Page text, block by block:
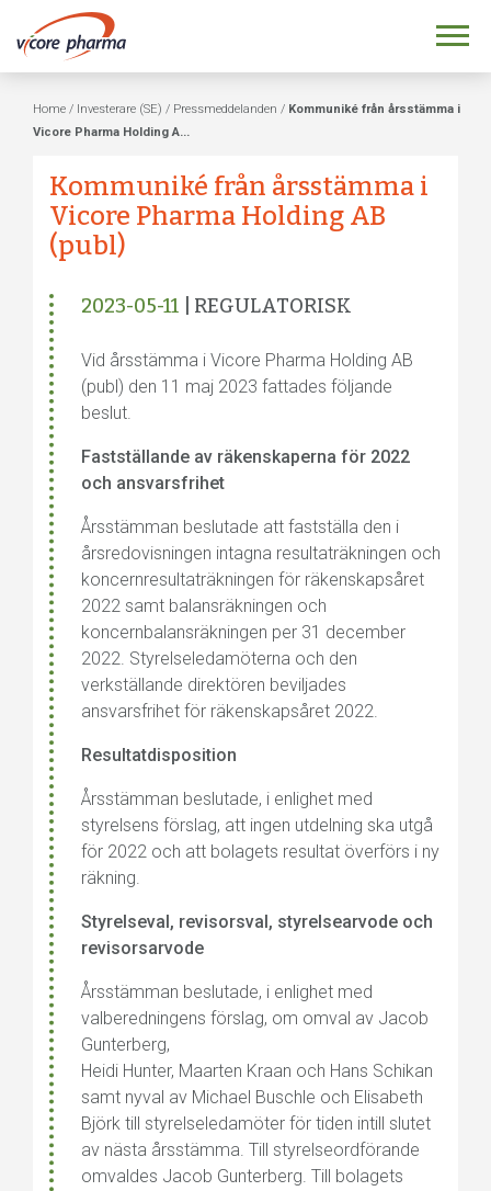
Home / Investerare (SE) / Pressmeddelanden / Kommuniké från årsstämma i
Vicore Pharma Holding A...
Kommuniké från årsstämma i
Vicore Pharma Holding AB
(publ)
2023-05-11 | REGULATORISK
Vid årsstämma i Vicore Pharma Holding AB
(publ) den 11 maj 2023 fattades följande
beslut.
Fastställande av räkenskaperna för 2022
och ansvarsfrihet
Årsstämman beslutade att fastställa den i
årsredovisningen intagna resultaträkningen och
koncernresultaträkningen för räkenskapsåret
2022 samt balansräkningen och
koncernbalansräkningen per 31 december
2022. Styrelseledamöterna och den
verkställande direktören beviljades
ansvarsfrihet för räkenskapsåret 2022.
Resultatdisposition
Årsstämman beslutade, i enlighet med
styrelsens förslag, att ingen utdelning ska utgå
för 2022 och att bolagets resultat överförs i ny
räkning.
Styrelseval, revisorsval, styrelsearvode och
revisorsarvode
Årsstämman beslutade, i enlighet med
valberedningens förslag, om omval av Jacob
Gunterberg,
Heidi Hunter, Maarten Kraan och Hans Schikan
samt nyval av Michael Buschle och Elisabeth
Björk till styrelseledamöter för tiden intill slutet
av nästa årsstämma. Till styrelseordförande
omvaldes Jacob Gunterberg. Till bolagets